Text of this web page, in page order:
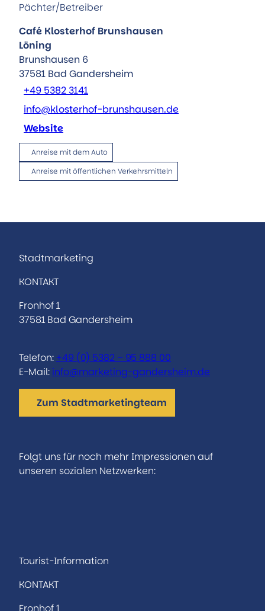
Pächter/Betreiber
Café Klosterhof Brunshausen
Löning
Brunshausen 6
37581 Bad Gandersheim
+49 5382 3141
info@klosterhof-brunshausen.de
Website
Anreise mit dem Auto
Anreise mit öffentlichen Verkehrsmitteln
Stadtmarketing
KONTAKT
Fronhof 1
37581 Bad Gandersheim
Telefon: +49 (0) 5382 – 95 888 00
E-Mail: info@marketing-gandersheim.de
Zum Stadtmarketingteam
Folgt uns für noch mehr Impressionen auf
unseren sozialen Netzwerken:
a
r
a
b
o
k
Tourist-Information
KONTAKT